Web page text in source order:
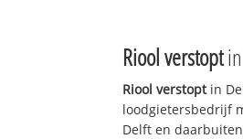
Riool verstopt
Riool verstoptin
loodgietersbedrijf
Delft en